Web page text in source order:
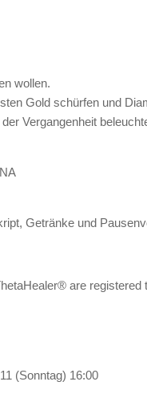
wollen.
Gold schürfen und
Vergangenheit
Getränke und
are
(Sonntag) 16:00